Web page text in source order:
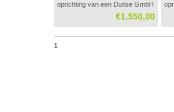
oprichting van een Duitse GmbH
inclusief: - Fiscale begeleiding bij
de oprichting - Contacten met
aanvraag fiscale nummers -
€1.550,00
1